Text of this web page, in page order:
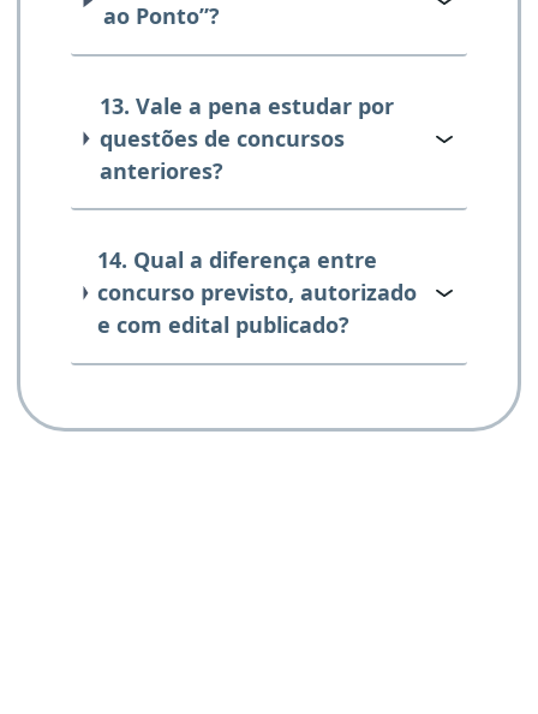
ao Ponto”?
13. Vale a pena estudar por
questões de concursos
anteriores?
14. Qual a diferença entre
concurso previsto, autorizado
e com edital publicado?